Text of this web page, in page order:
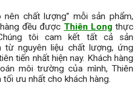
chất lượng” mỗi sản phẩm,
đều được Thiên Longthực
tôi cam kết tất cả sản
từ nguyên liệu chất lượng, ứng
tiến nhất hiện nay. Khách hàng
môi trường của mình, Thiên
ưu nhất cho khách hàng.